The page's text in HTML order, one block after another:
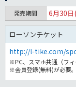
発売期間 6月30日
ローソンチケット
http://l-tike.com/
※PC、スマホ共通（フィ
※会員登録(無料)が必要。